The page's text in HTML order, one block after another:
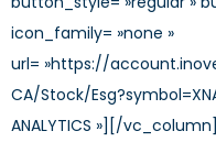
icon_family= »none »
url= »https://
CA/Stock/
ANALYTICS »][/